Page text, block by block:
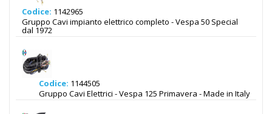
Codice: 1142965
Gruppo Cavi impianto elettrico completo - Vespa 50 Special
dal 1972
Codice: 1144505
Gruppo Cavi Elettrici - Vespa 125 Primavera - Made in Italy